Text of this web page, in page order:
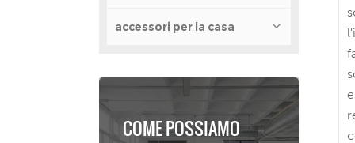
accessori per la casa
COME POSSIAMO